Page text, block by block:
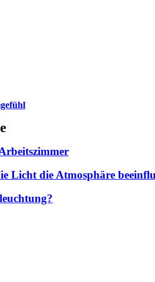
Licht die Atmosphäre